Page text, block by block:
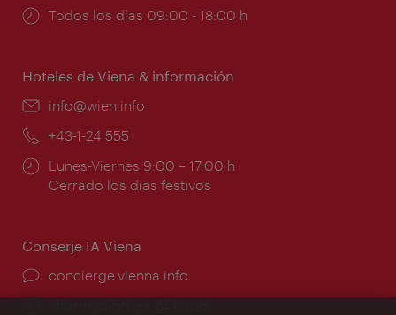
Horarios
Todos los días 09:00 - 18:00 h
Hoteles de Viena & información
e-
info@wien.info
Teléfono:
+43-1-24 555
Horarios
de
Lunes-Viernes 9:00 – 17:00 h
Cerrado los días festivos
Conserje IA Viena
concierge.vienna.info